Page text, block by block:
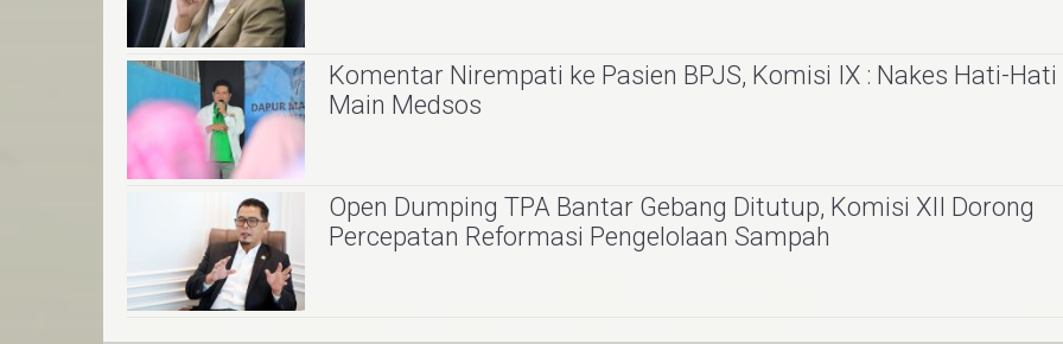
Komentar Nirempati ke Pasien BPJS, Komisi IX : Nakes Hati-Hati
Main Medsos
Open Dumping TPA Bantar Gebang Ditutup, Komisi XII Dorong
Percepatan Reformasi Pengelolaan Sampah